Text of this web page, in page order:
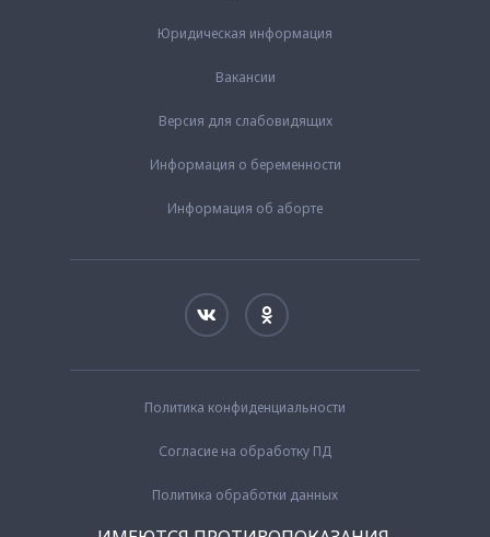
Юридическая информация
Вакансии
Версия для слабовидящих
Информация о беременности
Информация об аборте
Политика конфиденциальности
Согласие на обработку ПД
Политика обработки данных